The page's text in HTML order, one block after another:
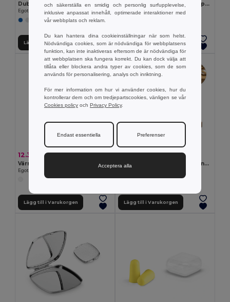
Dubbelsidig rund aluminiumspegel med magnetisk stängning
Egotier 95097
+1 Färger
Lägg till i Varukorgen
Tandborste med bambukropp och nylontänder
Egotier 95056
Lägg till i Varukorgen
12.33 kr
Värmepåse i PVC
Egotier 94353
Lägg till i Varukorgen
35.70 kr
Trähårborste med bambutänder
Lägg till i Varukorgen
och säkerställa en smidig och personlig surfupplevelse,
inklusive anpassat innehåll, optimerade interaktioner med
vår webbplats och reklam.
Du kan hantera dina cookieinställningar när som helst.
Nödvändiga cookies, som är nödvändiga för webbplatsens
funktion, kan inte inaktiveras eftersom de är nödvändiga för
att webbplatsen ska fungera korrekt. Du kan dock välja att
tillåta eller blockera andra typer av cookies, som de som
används för personalisering, analys och inriktning.
För mer information om hur vi använder cookies, hur du
kontrollerar dem och om tredjepartscookies, vänligen se vår
Cookies policy och Privacy Policy.
Endast essentiella Preferenser
Acceptera alla